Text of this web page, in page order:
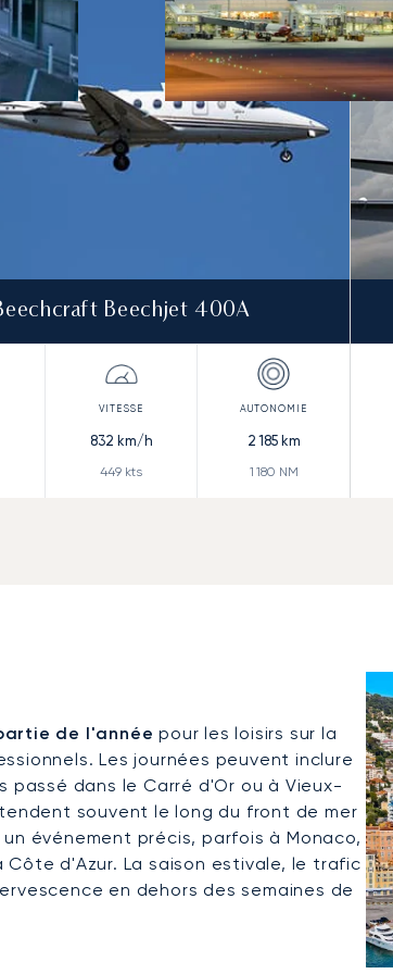
Beechjet 400A
832 km/h
449 kts
2 185km
1 180 NM
de l'année pour les loisirs sur la
Les journées peuvent inclure
passé dans le Carré d'Or ou à Vieux-
souvent le long du front de mer
événement précis, parfois à Monaco,
d'Azur. La saison estivale, le trafic
en dehors des semaines de